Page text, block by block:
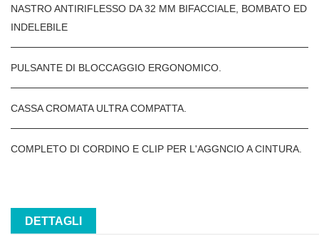
NASTRO ANTIRIFLESSO DA 32 MM BIFACCIALE, BOMBATO ED
INDELEBILE
PULSANTE DI BLOCCAGGIO ERGONOMICO.
CASSA CROMATA ULTRA COMPATTA.
COMPLETO DI CORDINO E CLIP PER L'AGGNCIO A CINTURA.
DETTAGLI